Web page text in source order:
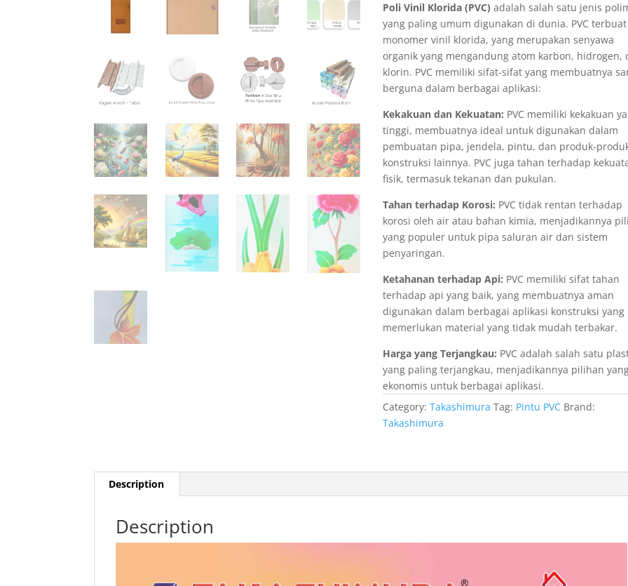
Poli Vinil Klorida (PVC) adalah salah satu jenis
yang paling umum digunakan di dunia. PVC
monomer vinil klorida, yang merupakan senyawa
organik yang mengandung atom karbon, hidrogen,
klorin. PVC memiliki sifat-sifat yang membuatnya
berguna dalam berbagai aplikasi:
Kekakuan dan Kekuatan: PVC memiliki kekakuan
tinggi, membuatnya ideal untuk digunakan dalam
pembuatan pipa, jendela, pintu, dan produk-
konstruksi lainnya. PVC juga tahan terhadap
fisik, termasuk tekanan dan pukulan.
Tahan terhadap Korosi: PVC tidak rentan terhadap
korosi oleh air atau bahan kimia, menjadikannya
yang populer untuk pipa saluran air dan sistem
penyaringan.
Ketahanan terhadap Api: PVC memiliki sifat tahan
terhadap api yang baik, yang membuatnya aman
digunakan dalam berbagai aplikasi konstruksi yang
memerlukan material yang tidak mudah terbakar.
Harga yang Terjangkau: PVC adalah salah satu
yang paling terjangkau, menjadikannya pilihan
ekonomis untuk berbagai aplikasi.
Category:Takashimura Tag: Pintu PVC Brand:
Takashimura
Description
Description